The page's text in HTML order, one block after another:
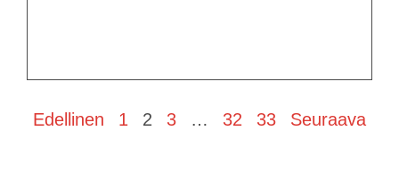
Edellinen 1 2 3 … 32 33 Seuraava